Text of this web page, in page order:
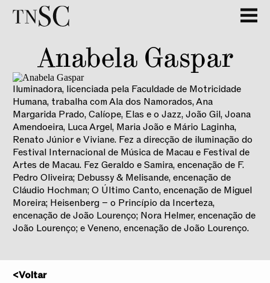
<Voltar
Anabela Gaspar
Iluminadora, licenciada pela Faculdade de Motricidade
Humana, trabalha com Ala dos Namorados, Ana
Margarida Prado, Calíope, Elas e o Jazz, João Gil, Joana
Amendoeira, Luca Argel, Maria João e Mário Laginha,
Renato Júnior e Viviane. Fez a direcção de iluminação do
Festival Internacional de Música de Macau e Festival de
Artes de Macau. Fez Geraldo e Samira, encenação de F.
Pedro Oliveira; Debussy & Melisande, encenação de
Cláudio Hochman; O Último Canto, encenação de Miguel
Moreira; Heisenberg – o Princípio da Incerteza,
encenação de João Lourenço; Nora Helmer, encenação de
João Lourenço; e Veneno, encenação de João Lourenço.